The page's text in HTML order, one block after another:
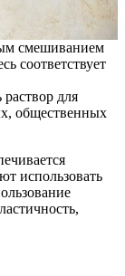
смешиванием
соответствует
для
общественных
использовать